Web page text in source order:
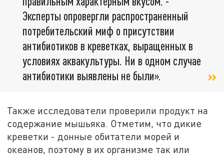
Эксперты опровергли распространенный
потребительский миф о присутствии
антибиотиков в креветках, выращенных в
условиях аквакультуры. Ни в одном случае
антибиотики выявлены не были».
Также исследователи проверили продукт на
содержание мышьяка. Отметим, что дикие
креветки - донные обитатели морей и
океанов, поэтому в их организме так или